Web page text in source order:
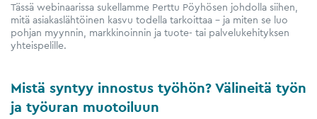
Tässä webinaarissa sukellamme Perttu Pöyhösen johdolla siihen,
mitä asiakaslähtöinen kasvu todella tarkoittaa – ja miten se luo
pohjan myynnin, markkinoinnin ja tuote- tai palvelukehityksen
yhteispelille.
Mistä syntyy innostus työhön? Välineitä työn
ja työuran muotoiluun